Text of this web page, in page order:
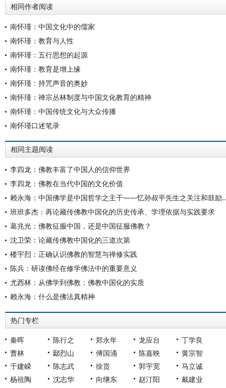
相同作者阅读
南怀瑾：中国文化中的儒家
南怀瑾：教育与人性
南怀瑾：五行思想的起源
南怀瑾：教育是增上缘
南怀瑾：持咒声音的奥妙
南怀瑾：禅宗丛林制度与中国文化教育的精神
南怀瑾：中国传统文化与大众传播
南怀瑾口述笔录
相同主题阅读
李四龙：佛教丰富了中国人的信仰世界
李四龙：佛教在当代中国的文化价值
赖永海：中国佛学是中国哲学
班班多杰：再论藏传佛教中国化的历史传承、学理依据与实践要求
葛兆光：佛教征服中国，还是中国征服佛教？
沈卫荣：论藏传佛教中国化的三道次第
楼宇烈：正确认识佛教的智慧与禅修实践
陈兵：研读佛经在修学佛法中的重要意义
尤西林：从佛学到佛教：佛教中国化的实质
赖永海：什么是佛法真精神
热门专栏
秦晖 陈行之 郑永年 龙应台
丁学良
曹林
鄢烈山 傅国涌 陈嘉映
黄宗智
于建嵘
陈志武 徐贲 郭宇宽
马立诚
杨祖陶
沈志华 向继东 赵汀阳
戴建业